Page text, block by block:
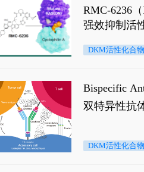
RMC-6236
强效抑制活
DKM活性化合物
Bispecific
双特异性抗
DKM活性化合物